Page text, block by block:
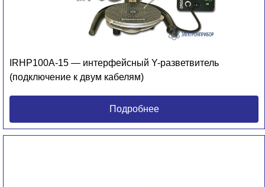
IRHP100A-15 — интерфейсный Y-разветвитель
(подключение к двум кабелям)
Подробнее